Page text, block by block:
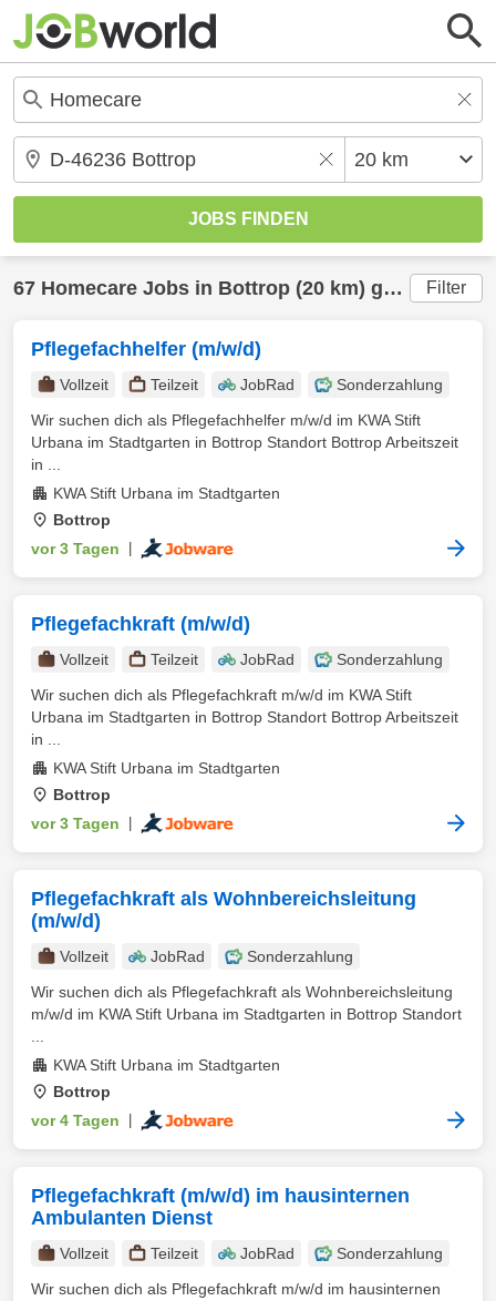
67 Homecare Jobs in Bottrop (20 km) gefunden Filter
Pflegefachhelfer (m/w/d)
Vollzeit Teilzeit JobRad
Sonderzahlung
Wir suchen dich als Pflegefachhelfer m/w/d im KWA Stift
Urbana im Stadtgarten in Bottrop Standort Bottrop Arbeitszeit
in ...
KWA Stift Urbana im Stadtgarten
Bottrop
vor 3 Tagen
Pflegefachkraft (m/w/d)
Vollzeit Teilzeit JobRad
Sonderzahlung
Wir suchen dich als Pflegefachkraft m/w/d im KWA Stift
Urbana im Stadtgarten in Bottrop Standort Bottrop Arbeitszeit
in ...
KWA Stift Urbana im Stadtgarten
Bottrop
vor 3 Tagen
Pflegefachkraft als Wohnbereichsleitung
(m/w/d)
Vollzeit JobRad
Sonderzahlung
Wir suchen dich als Pflegefachkraft als Wohnbereichsleitung
m/w/d im KWA Stift Urbana im Stadtgarten in Bottrop Standort
KWA Stift Urbana im Stadtgarten
Bottrop
vor 4 Tagen
Pflegefachkraft (m/w/d) im hausinternen
Ambulanten Dienst
Vollzeit Teilzeit JobRad
Sonderzahlung
Wir suchen dich als Pflegefachkraft m/w/d im hausinternen